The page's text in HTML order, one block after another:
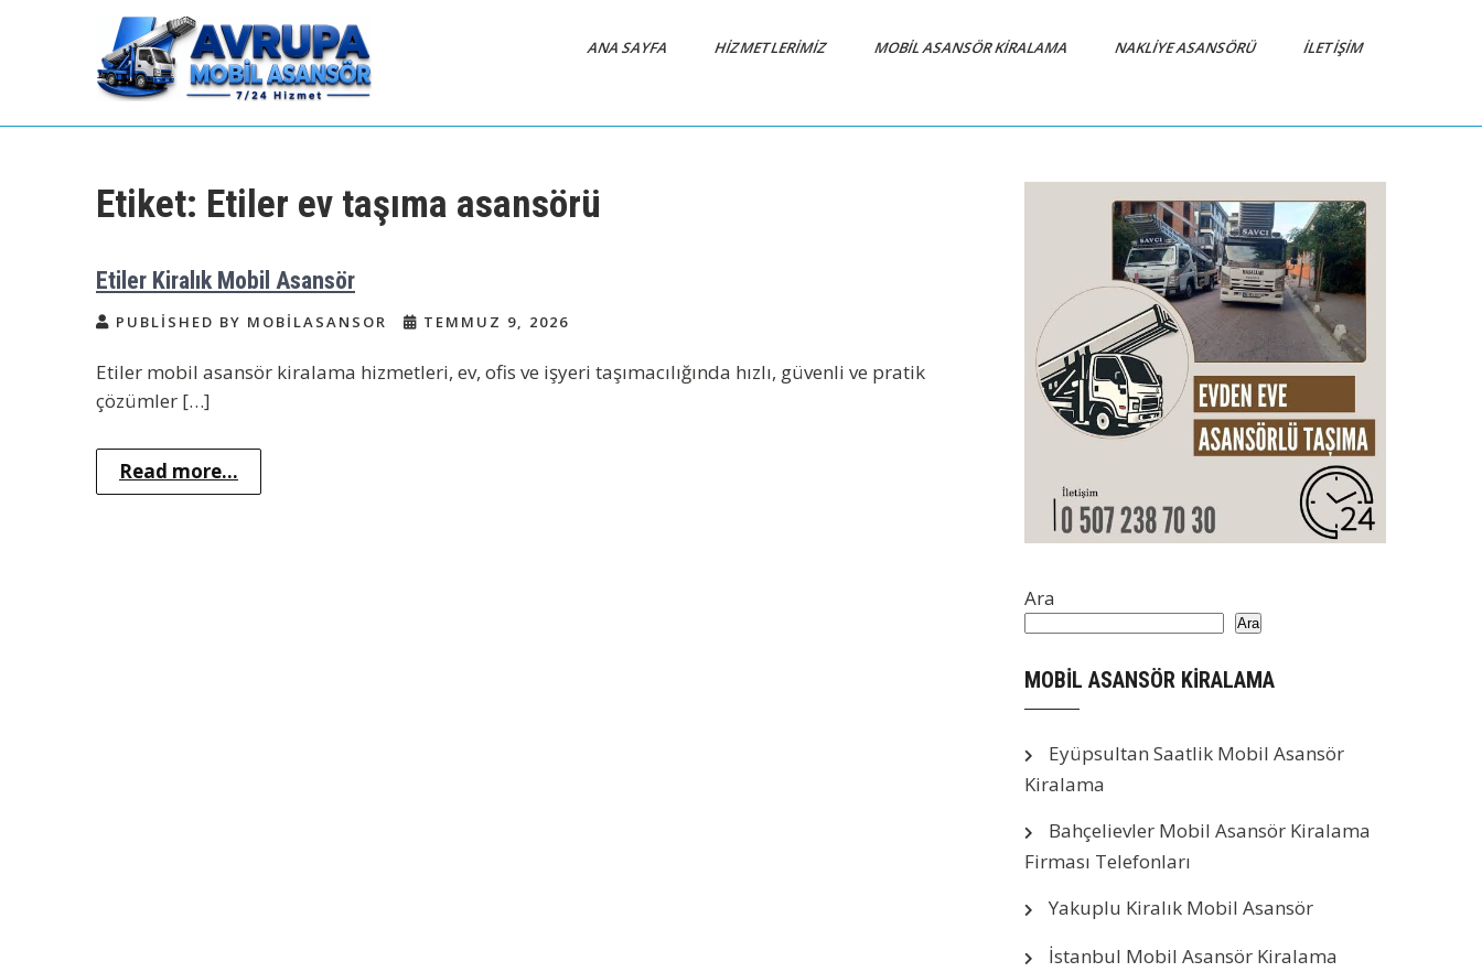
Avrupa Yakası Mobil
Kiralık Mobil Eşya Taşıma Asansörü
ANA SAYFA HIZMETLERIMIZ MOBIL ASANSÖR KIRALAMA NAKLIYE ASANSÖRÜ İLETIŞIM
Etiket: Etiler ev taşıma asansörü
Etiler Kiralık Mobil Asansör
PUBLISHED BY MOBILASANSOR TEMMUZ 9, 2026
Etiler mobil asansör kiralama hizmetleri, ev, ofis ve işyeri taşımacılığında hızlı, güvenli ve pratik
çözümler […]
Read more...
Ara
Ara
MOBİL ASANSÖR KİRALAMA
Eyüpsultan Saatlik Mobil Asansör
Kiralama
Bahçelievler Mobil Asansör Kiralama
Firması Telefonları
Yakuplu Kiralık Mobil Asansör
İstanbul Mobil Asansör Kiralama